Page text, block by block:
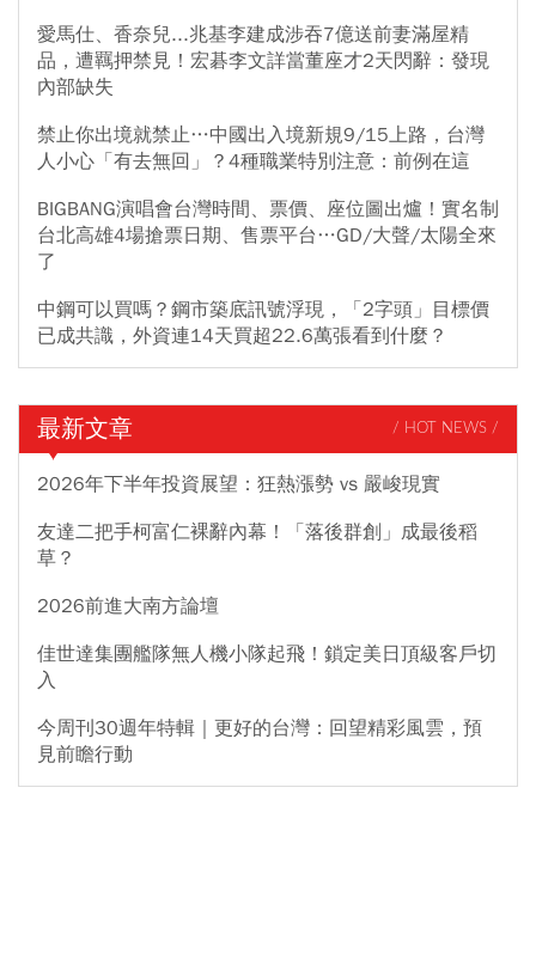
愛馬仕、香奈兒...兆基李建成涉吞7億送前妻滿屋精
品，遭羈押禁見！宏碁李文詳當董座才2天閃辭：發現
內部缺失
禁止你出境就禁止…中國出入境新規9/15上路，台灣
人小心「有去無回」？4種職業特別注意：前例在這
BIGBANG演唱會台灣時間、票價、座位圖出爐！實名制
台北高雄4場搶票日期、售票平台…GD/大聲/太陽全來
了
中鋼可以買嗎？鋼市築底訊號浮現，「2字頭」目標價
已成共識，外資連14天買超22.6萬張看到什麼？
最新文章 / HOT NEWS /
2026年下半年投資展望：狂熱漲勢 vs 嚴峻現實
友達二把手柯富仁裸辭內幕！「落後群創」成最後稻
草？
2026前進大南方論壇
佳世達集團艦隊無人機小隊起飛！鎖定美日頂級客戶切
入
今周刊30週年特輯｜更好的台灣：回望精彩風雲，預
見前瞻行動